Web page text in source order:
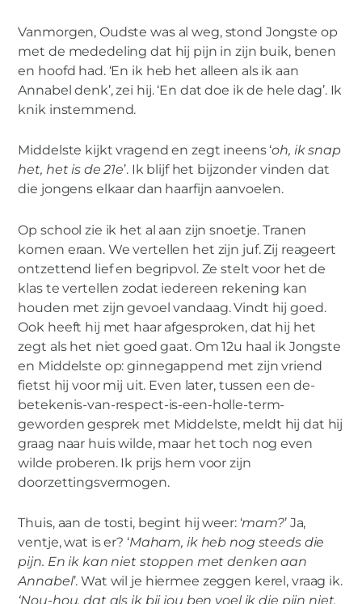
Vanmorgen, Oudste was al weg, stond Jongste op
met de mededeling dat hij pijn in zijn buik, benen
en hoofd had. ‘En ik heb het alleen als ik aan
Annabel denk’, zei hij. ‘En dat doe ik de hele dag’. Ik
knik instemmend.
Middelste kijkt vragend en zegt ineens ‘oh, ik snap
het, het is de 21e’. Ik blijf het bijzonder vinden dat
die jongens elkaar dan haarfijn aanvoelen.
Op school zie ik het al aan zijn snoetje. Tranen
komen eraan. We vertellen het zijn juf. Zij reageert
ontzettend lief en begripvol. Ze stelt voor het de
klas te vertellen zodat iedereen rekening kan
houden met zijn gevoel vandaag. Vindt hij goed.
Ook heeft hij met haar afgesproken, dat hij het
zegt als het niet goed gaat. Om 12u haal ik Jongste
en Middelste op: ginnegappend met zijn vriend
fietst hij voor mij uit. Even later, tussen een de-
betekenis-van-respect-is-een-holle-term-
geworden gesprek met Middelste, meldt hij dat hij
graag naar huis wilde, maar het toch nog even
wilde proberen. Ik prijs hem voor zijn
doorzettingsvermogen.
Thuis, aan de tosti, begint hij weer: ‘mam?’ Ja,
ventje, wat is er? ‘Maham, ik heb nog steeds die
pijn. En ik kan niet stoppen met denken aan
Annabel’. Wat wil je hiermee zeggen kerel, vraag ik.
‘Nou-hou, dat als ik bij jou ben voel ik die pijn niet.